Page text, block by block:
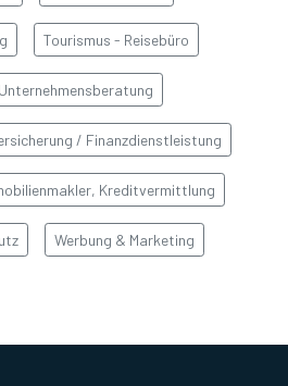
Tourismus - Reisebüro
Unternehmensberatung
/ Finanzdienstleistung
Kreditvermittlung
Werbung & Marketing